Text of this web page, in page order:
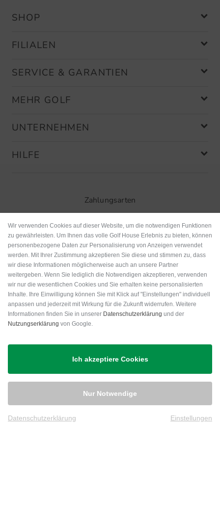
SHOP
FILIALEN
SERVICE & GARANTIEN
MEHR GOLF
UNTERNEHMEN
HILFE
Zahlungsarten
Versand
Wir verwenden Cookies auf dieser Website, um die notwendigen Funktionen
zu gewährleisten. Um Ihnen das volle Golf House Erlebnis zu bieten, können
personenbezogene Daten zur Personalisierung von Anzeigen verwendet
werden. Mit Ihrer Zustimmung akzeptieren Sie diese und stimmen zu, dass
wir diese Informationen möglicherweise auch an unsere Partner
weitergeben. Wenn Sie lediglich die Notwendigen akzeptieren, verwenden
wir nur die wesentlichen Cookies und Sie erhalten keine personalisierten
Inhalte. Ihre Einwilligung können Sie mit Klick auf "Einstellungen" individuell
anpassen und jederzeit mit Wirkung für die Zukunft widerrufen. Weitere
Informationen finden Sie in unserer Datenschutzerklärung und der
Nutzungserklärung von Google.
Ich akzeptiere Cookies
Nur Notwendige
Datenschutzerklärung Einstellungen